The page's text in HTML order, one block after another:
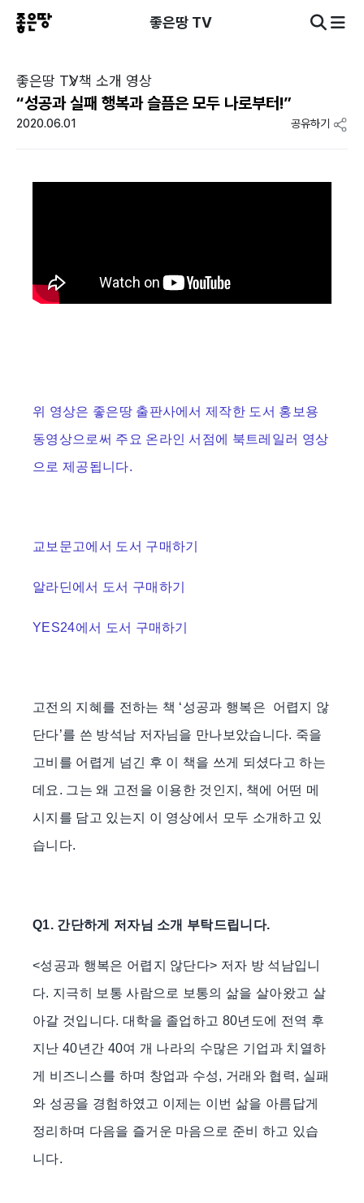
좋은땅 TV
좋은땅 TV책 소개 영상
“성공과 실패 행복과 슬픔은 모두 나로부터!”
2020.06.01 공유하기
위 영상은 좋은땅 출판사에서 제작한 도서 홍보용
동영상으로써 주요 온라인 서점에 북트레일러 영상
으로 제공됩니다.
교보문고에서 도서 구매하기
알라딘에서 도서 구매하기
YES24에서 도서 구매하기
고전의 지혜를 전하는 책 ‘성공과 행복은 어렵지 않
단다’를 쓴 방석남 저자님을 만나보았습니다. 죽을
고비를 어렵게 넘긴 후 이 책을 쓰게 되셨다고 하는
데요. 그는 왜 고전을 이용한 것인지, 책에 어떤 메
시지를 담고 있는지 이 영상에서 모두 소개하고 있
습니다.
Q1. 간단하게 저자님 소개 부탁드립니다.
<성공과 행복은 어렵지 않단다> 저자 방 석남입니
다. 지극히 보통 사람으로 보통의 삶을 살아왔고 살
아갈 것입니다. 대학을 졸업하고 80년도에 전역 후
지난 40년간 40여 개 나라의 수많은 기업과 치열하
게 비즈니스를 하며 창업과 수성, 거래와 협력, 실패
와 성공을 경험하였고 이제는 이번 삶을 아름답게
정리하며 다음을 즐거운 마음으로 준비 하고 있습
니다.